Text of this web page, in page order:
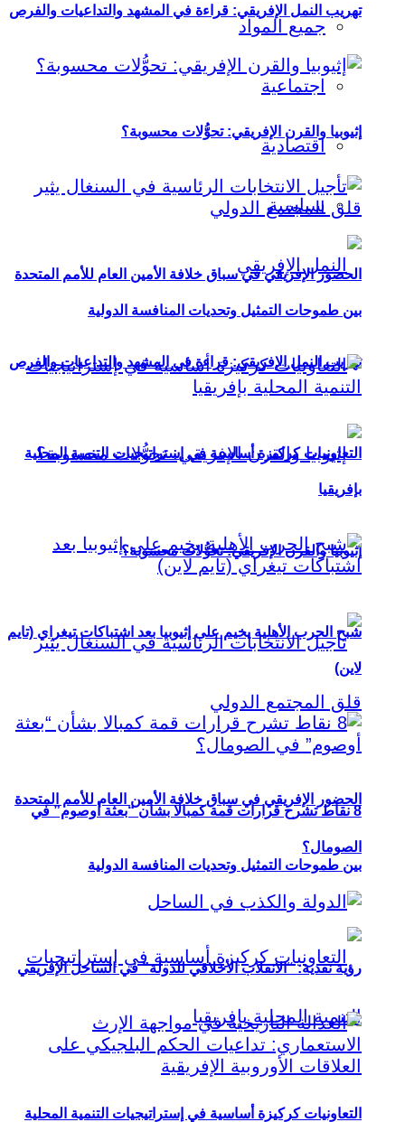
جميع المواد
اجتماعية
اقتصادية
سياسية
تهريب النمل الإفريقي: قراءة في المشهد والتداعيات والفرص
إثيوبيا والقرن الإفريقي: تحوُّلات محسوبة؟
الحضور الإفريقي في سباق خلافة الأمين العام للأمم المتحدة
بين طموحات التمثيل وتحديات المنافسة الدولية
التعاونيات كركيزة أساسية في إستراتيجيات التنمية المحلية
تهريب النمل الإفريقي: قراءة في المشهد والتداعيات والفرص
إثيوبيا والقرن الإفريقي: تحوُّلات محسوبة؟
الحضور الإفريقي في سباق خلافة الأمين العام للأمم المتحدة
بين طموحات التمثيل وتحديات المنافسة الدولية
التعاونيات كركيزة أساسية في إستراتيجيات التنمية المحلية
بإفريقيا
شبح الحرب الأهلية يخيم على إثيوبيا بعد اشتباكات تيغراي (تايم
لاين)
8 نقاط تشرح قرارات قمة كمبالا بشأن “بعثة أوصوم” في
الصومال؟
رؤية نقدية: “الانقلاب الأخلاقي للدولة” في الساحل الإفريقي